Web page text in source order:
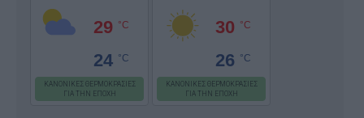
29 °C
24 °C
ΚΑΝΟΝΙΚΕΣ ΘΕΡΜΟΚΡΑΣΙΕΣ
ΓΙΑ ΤΗΝ ΕΠΟΧΗ
30 °C
26 °C
ΚΑΝΟΝΙΚΕΣ ΘΕΡΜΟΚΡΑΣΙΕΣ
ΓΙΑ ΤΗΝ ΕΠΟΧΗ